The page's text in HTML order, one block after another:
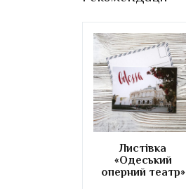
Листівка
«Одеський
оперний театр»